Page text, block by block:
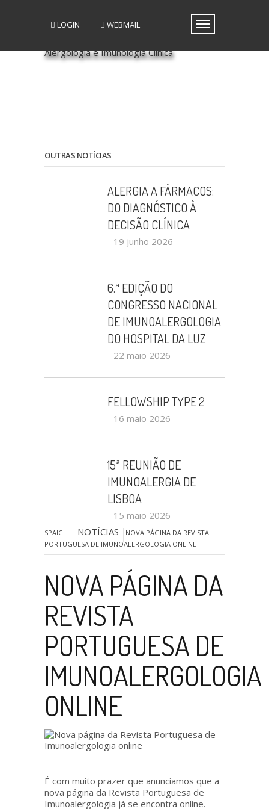
Toggle
GRUPOS DE INTERESSE
CONTACTOS
LOGIN WEBMAIL
OUTRAS NOTÍCIAS
ALERGIA A FÁRMACOS:
DO DIAGNÓSTICO À
DECISÃO CLÍNICA
19 junho 2026
6.ª EDIÇÃO DO
CONGRESSO NACIONAL
DE IMUNOALERGOLOGIA
DO HOSPITAL DA LUZ
22 maio 2026
FELLOWSHIP TYPE 2
16 maio 2026
15ª REUNIÃO DE
IMUNOALERGIA DE
LISBOA
15 maio 2026
SPAIC NOTÍCIAS
NOVA PÁGINA DA REVISTA
PORTUGUESA DE IMUNOALERGOLOGIA ONLINE
NOVA PÁGINA DA
REVISTA
PORTUGUESA DE
IMUNOALERGOLOGIA
ONLINE
É com muito prazer que anunciamos que a
nova página da Revista Portuguesa de
Imunoalergologia já se encontra online.